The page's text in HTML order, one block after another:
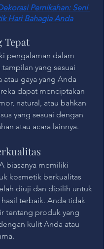
Pernikahan: Seni
Hari Bahagia Anda
Tepat
pengalaman dalam
yang sesuai
atau gaya yang Anda
dapat menciptakan
natural, atau bahkan
yang sesuai dengan
atau acara lainnya.
biasanya memiliki
kosmetik berkualitas
diuji dan dipilih untuk
terbaik. Anda tidak
tentang produk yang
kulit Anda atau